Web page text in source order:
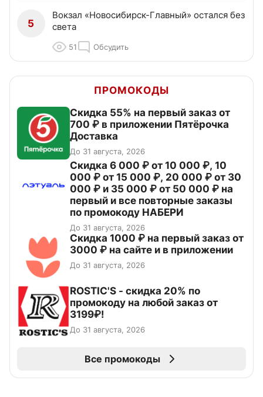
5
Вокзал «Новосибирск-Главный» остался без
света
51 Обсудить
ПРОМОКОДЫ
Скидка 55% на первый заказ от
700 ₽ в приложении Пятёрочка
Доставка
До 31 августа, 2026
Скидка 6 000 ₽ от 10 000 ₽, 10
000 ₽ от 15 000 ₽, 20 000 ₽ от 30
000 ₽ и 35 000 ₽ от 50 000 ₽ на
первый и все повторные заказы
по промокоду НАБЕРИ
До 31 августа, 2026
Скидка 1000 ₽ на первый заказ от
3000 ₽ на сайте и в приложении
До 31 августа, 2026
ROSTIC'S - скидка 20% по
промокоду на любой заказ от
3199₽!
До 31 августа, 2026
Все промокоды